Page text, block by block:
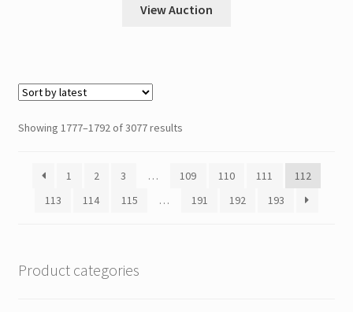
View Auction
Showing 1777–1792 of 3077 results
1 2 3 … 109 110 111
112
113
114 115 … 191 192 193
Product categories